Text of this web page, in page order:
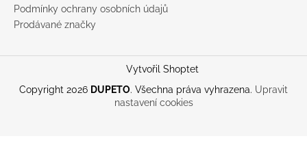
Podmínky ochrany osobních údajů
Prodávané značky
Vytvořil Shoptet
Copyright 2026 DUPETO. Všechna práva vyhrazena. Upravit
nastavení cookies